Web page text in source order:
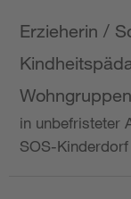
Erzieherin /
Wohngruppen
in unbefristeter
SOS-